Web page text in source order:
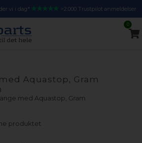
vi i dag* >2.000 Trustpilot anmeldelser
0
Aquastop, Gram
med Aquastop, Gram
produktet